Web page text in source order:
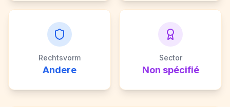
Rechtsvorm
Andere
Sector
Non spécifié